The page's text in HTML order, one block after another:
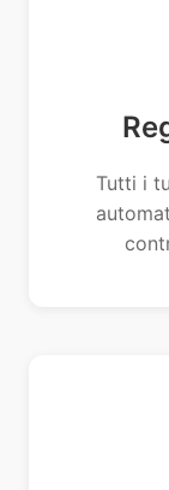
Tutti i